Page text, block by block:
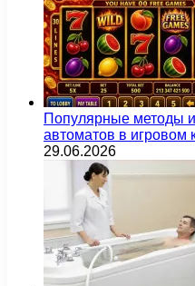
Популярные методы
автоматов в игровом
29.06.2026